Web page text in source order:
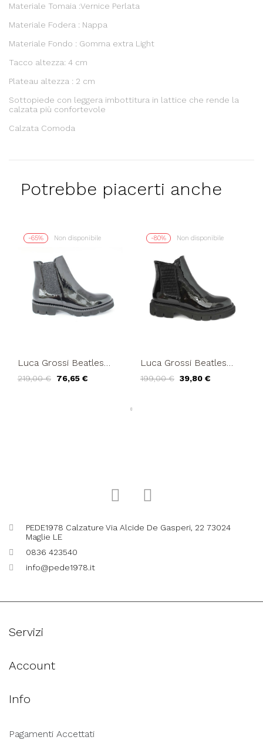
Materiale Tomaia :Vernice Perlata
Materiale Fodera : Nappa
Materiale Fondo : Gomma extra Light
Tacco altezza: 4 cm
Plateau altezza : 2 cm
Sottopiede con leggera imbottitura in lattice che rende la
calzata più confortevole
Calzata Comoda
Potrebbe piacerti anche
-65% Non disponibile
Luca Grossi Beatles
Vernice Nero
219,00 € 76,65 €
-80% Non disponibile
Luca Grossi Beatles
Vernice Lux Nero
199,00 € 39,80 €
PEDE1978 Calzature Via Alcide De Gasperi, 22 73024
Maglie LE
0836 423540
info@pede1978.it
Servizi
Account
Info
Pagamenti Accettati